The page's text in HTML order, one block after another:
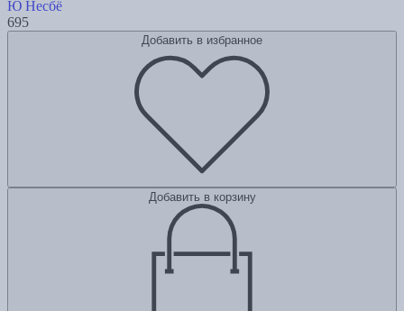
Ю Несбё
695
Добавить в избранное
Добавить в корзину